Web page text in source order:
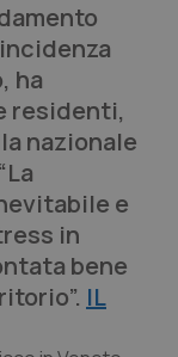
ha
residenti,
nazionale
e
in
bene
IL